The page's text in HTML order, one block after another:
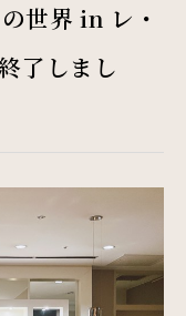
世界 in レ・
了しまし